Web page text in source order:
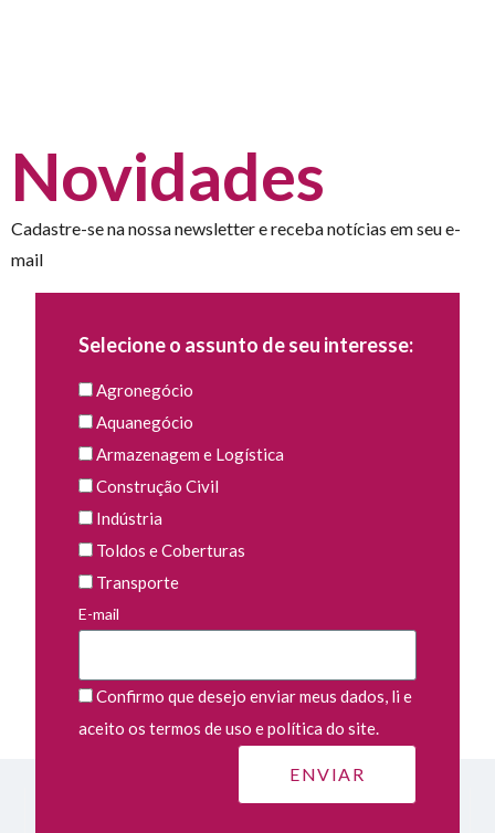
Novidades
Cadastre-se na nossa newsletter e receba notícias em seu e-
mail
Selecione o assunto de seu interesse:
Agronegócio
Aquanegócio
Armazenagem e Logística
Construção Civil
Indústria
Toldos e Coberturas
Transporte
E-mail
Confirmo que desejo enviar meus dados, li e
aceito os termos de uso e política do site.